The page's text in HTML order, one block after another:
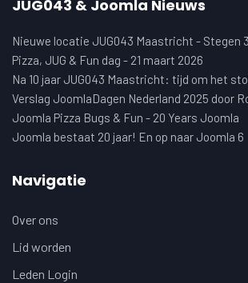
JUG043 & Joomla Nieuws
Nieuwe locatie JUG043 Maastricht - Stegen
Pizza, JUG & Fun dag - 21 maart 2026
Na 10 jaar JUG043 Maastricht: tijd om het
Verslag JoomlaDagen Nederland 2025 door
Joomla Pizza Bugs & Fun - 20 Years Joomla
Joomla bestaat 20 jaar! En op naar Joomla 6
Navigatie
Over ons
Lid worden
Leden Login